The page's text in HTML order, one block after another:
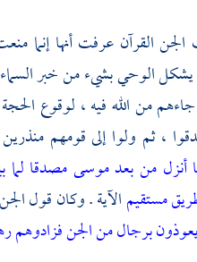
القرآن عرفت أنها إنما
الوحي بشيء من خبر
من الله فيه ، لوقوع
، ثم ولوا إلى قومهم منذرين
أنزل من بعد موسى مصدقا لما
مستقيمالآية . وكان قول
برجال من الجن فزادوهم